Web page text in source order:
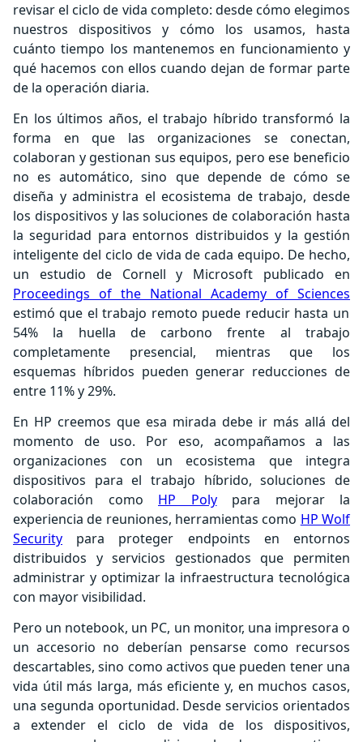
revisar el ciclo de vida completo: desde cómo elegimos
nuestros dispositivos y cómo los usamos, hasta
cuánto tiempo los mantenemos en funcionamiento y
qué hacemos con ellos cuando dejan de formar parte
de la operación diaria.
En los últimos años, el trabajo híbrido transformó la
forma en que las organizaciones se conectan,
colaboran y gestionan sus equipos, pero ese beneficio
no es automático, sino que depende de cómo se
diseña y administra el ecosistema de trabajo, desde
los dispositivos y las soluciones de colaboración hasta
la seguridad para entornos distribuidos y la gestión
inteligente del ciclo de vida de cada equipo. De hecho,
un estudio de Cornell y Microsoft publicado en
Proceedings of the National Academy of Sciences
estimó que el trabajo remoto puede reducir hasta un
54% la huella de carbono frente al trabajo
completamente presencial, mientras que los
esquemas híbridos pueden generar reducciones de
entre 11% y 29%.
En HP creemos que esa mirada debe ir más allá del
momento de uso. Por eso, acompañamos a las
organizaciones con un ecosistema que integra
dispositivos para el trabajo híbrido, soluciones de
colaboración como HP Polypara mejorar la
experiencia de reuniones, herramientas como HP Wolf
Security para proteger endpoints en entornos
distribuidos y servicios gestionados que permiten
administrar y optimizar la infraestructura tecnológica
con mayor visibilidad.
Pero un notebook, un PC, un monitor, una impresora o
un accesorio no deberían pensarse como recursos
descartables, sino como activos que pueden tener una
vida útil más larga, más eficiente y, en muchos casos,
una segunda oportunidad. Desde servicios orientados
a extender el ciclo de vida de los dispositivos,